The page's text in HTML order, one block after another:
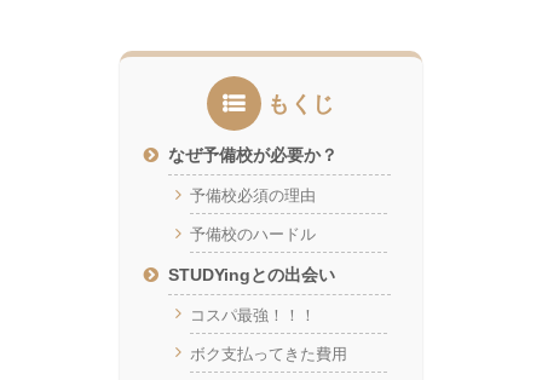
もくじ
なぜ予備校が必要か？
予備校必須の理由
予備校のハードル
STUDYingとの出会い
コスパ最強！！！
ボク支払ってきた費用